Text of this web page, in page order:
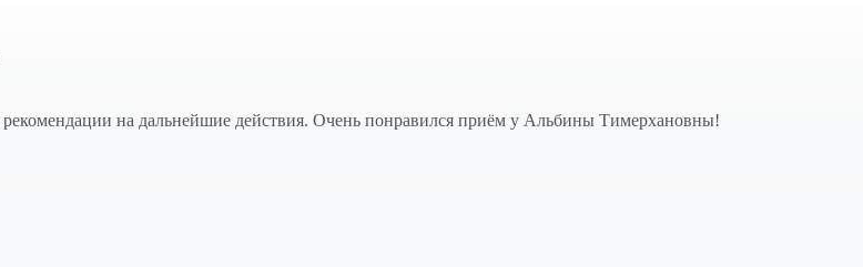
на дальнейшие действия. Очень понравился приём у Альбины Тимерхановны!